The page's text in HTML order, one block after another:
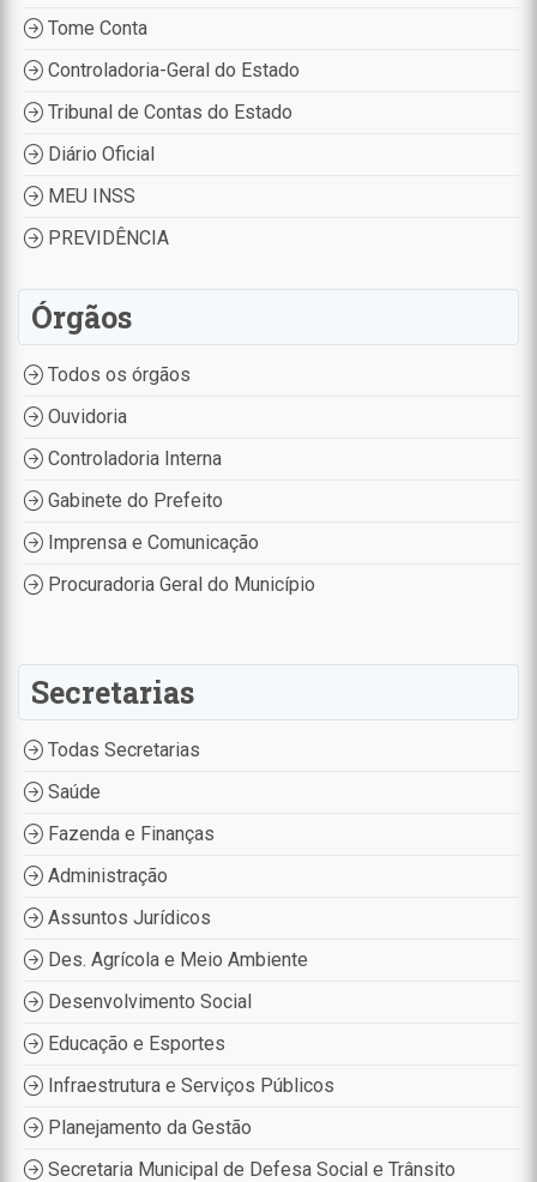
Tome Conta
Controladoria-Geral do Estado
Tribunal de Contas do Estado
Diário Oficial
MEU INSS
PREVIDÊNCIA
Órgãos
Todos os órgãos
Ouvidoria
Controladoria Interna
Gabinete do Prefeito
Imprensa e Comunicação
Procuradoria Geral do Município
Secretarias
Todas Secretarias
Saúde
Fazenda e Finanças
Administração
Assuntos Jurídicos
Des. Agrícola e Meio Ambiente
Desenvolvimento Social
Educação e Esportes
Infraestrutura e Serviços Públicos
Planejamento da Gestão
Secretaria Municipal de Defesa Social e Trânsito